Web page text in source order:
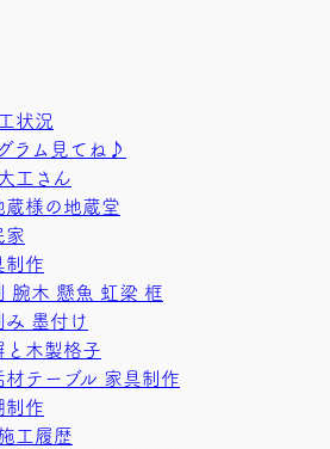
状況
ラム見てね♪
工さん
蔵様の地蔵堂
家
制作
腕木 懸魚 虹梁 框
み 墨付け
と木製格子
材テーブル 家具制作
制作
工履歴